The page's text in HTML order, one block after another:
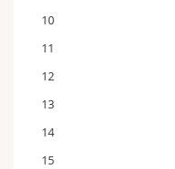
10
11
12
13
14
15